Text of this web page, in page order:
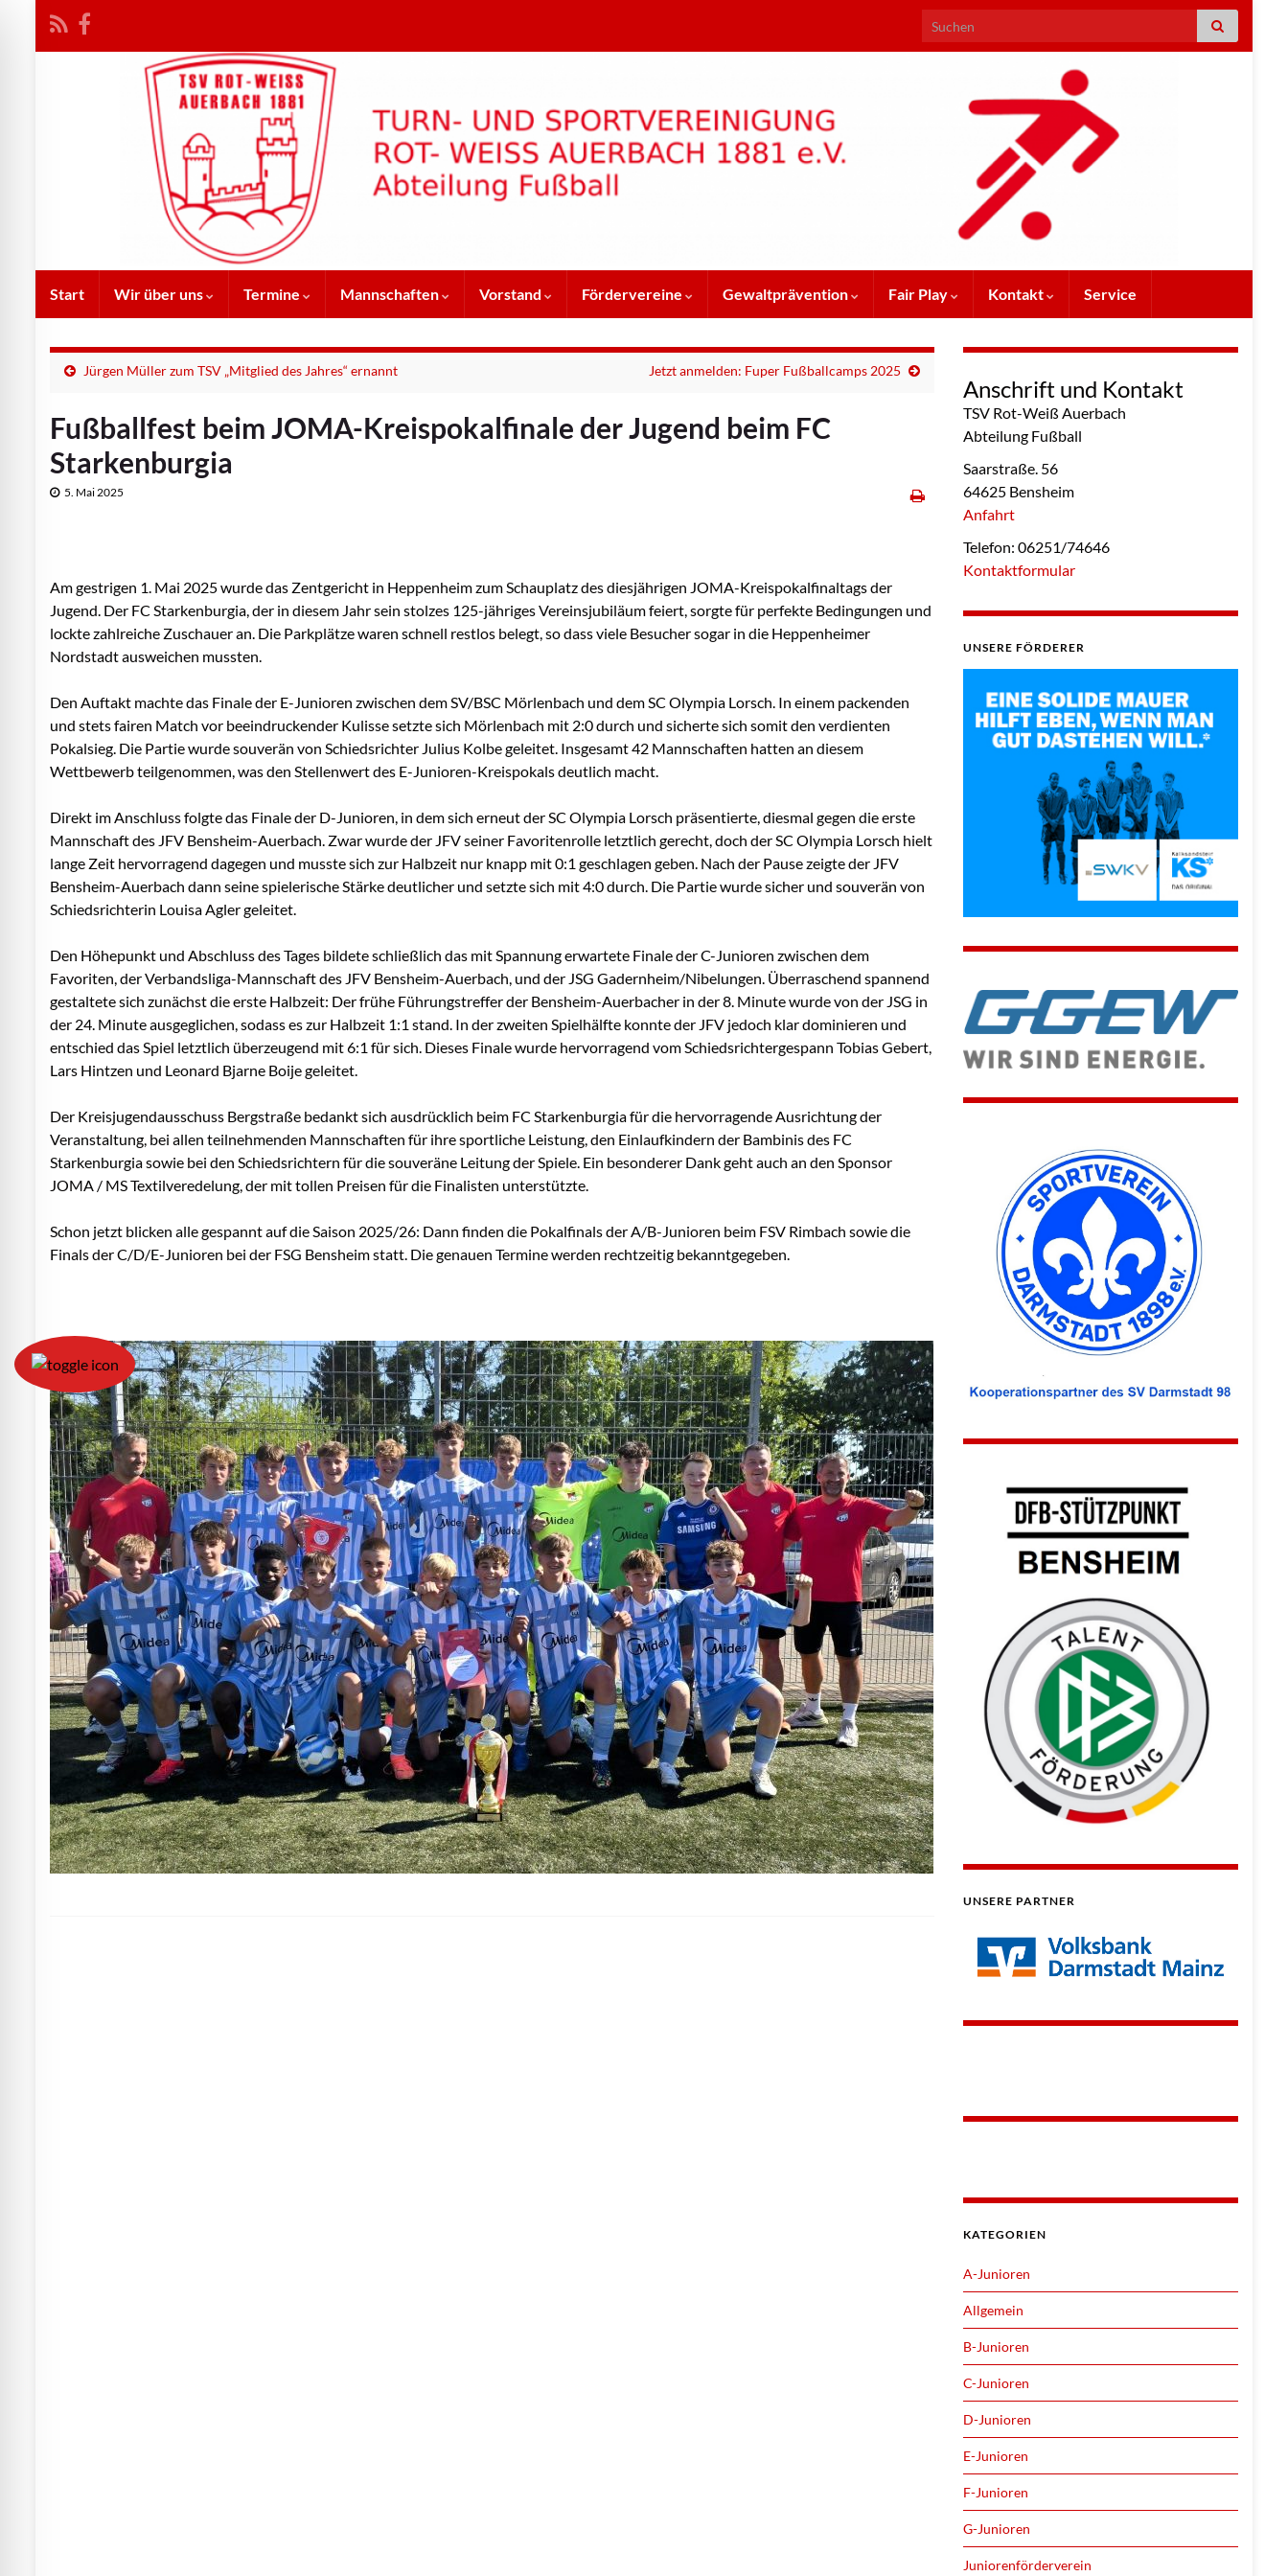
Search for:
Start Wir über uns Termine Mannschaften Vorstand Fördervereine Gewaltprävention Fair Play Kontakt Service
Jürgen Müller zum TSV „Mitglied des Jahres“ ernannt Jetzt anmelden: Fuper Fußballcamps 2025
Fußballfest beim JOMA-Kreispokalfinale der Jugend beim FC
Starkenburgia
5. Mai 2025
Am gestrigen 1. Mai 2025 wurde das Zentgericht in Heppenheim zum Schauplatz des diesjährigen JOMA-Kreispokalfinaltags der
Jugend. Der FC Starkenburgia, der in diesem Jahr sein stolzes 125-jähriges Vereinsjubiläum feiert, sorgte für perfekte Bedingungen und
lockte zahlreiche Zuschauer an. Die Parkplätze waren schnell restlos belegt, so dass viele Besucher sogar in die Heppenheimer
Nordstadt ausweichen mussten.
Den Auftakt machte das Finale der E-Junioren zwischen dem SV/BSC Mörlenbach und dem SC Olympia Lorsch. In einem packenden
und stets fairen Match vor beeindruckender Kulisse setzte sich Mörlenbach mit 2:0 durch und sicherte sich somit den verdienten
Pokalsieg. Die Partie wurde souverän von Schiedsrichter Julius Kolbe geleitet. Insgesamt 42 Mannschaften hatten an diesem
Wettbewerb teilgenommen, was den Stellenwert des E-Junioren-Kreispokals deutlich macht.
Direkt im Anschluss folgte das Finale der D-Junioren, in dem sich erneut der SC Olympia Lorsch präsentierte, diesmal gegen die erste
Mannschaft des JFV Bensheim-Auerbach. Zwar wurde der JFV seiner Favoritenrolle letztlich gerecht, doch der SC Olympia Lorsch hielt
lange Zeit hervorragend dagegen und musste sich zur Halbzeit nur knapp mit 0:1 geschlagen geben. Nach der Pause zeigte der JFV
Bensheim-Auerbach dann seine spielerische Stärke deutlicher und setzte sich mit 4:0 durch. Die Partie wurde sicher und souverän von
Schiedsrichterin Louisa Agler geleitet.
Den Höhepunkt und Abschluss des Tages bildete schließlich das mit Spannung erwartete Finale der C-Junioren zwischen dem
Favoriten, der Verbandsliga-Mannschaft des JFV Bensheim-Auerbach, und der JSG Gadernheim/Nibelungen. Überraschend spannend
gestaltete sich zunächst die erste Halbzeit: Der frühe Führungstreffer der Bensheim-Auerbacher in der 8. Minute wurde von der JSG in
der 24. Minute ausgeglichen, sodass es zur Halbzeit 1:1 stand. In der zweiten Spielhälfte konnte der JFV jedoch klar dominieren und
entschied das Spiel letztlich überzeugend mit 6:1 für sich. Dieses Finale wurde hervorragend vom Schiedsrichtergespann Tobias Gebert,
Lars Hintzen und Leonard Bjarne Boije geleitet.
Der Kreisjugendausschuss Bergstraße bedankt sich ausdrücklich beim FC Starkenburgia für die hervorragende Ausrichtung der
Veranstaltung, bei allen teilnehmenden Mannschaften für ihre sportliche Leistung, den Einlaufkindern der Bambinis des FC
Starkenburgia sowie bei den Schiedsrichtern für die souveräne Leitung der Spiele. Ein besonderer Dank geht auch an den Sponsor
JOMA / MS Textilveredelung, der mit tollen Preisen für die Finalisten unterstützte.
Schon jetzt blicken alle gespannt auf die Saison 2025/26: Dann finden die Pokalfinals der A/B-Junioren beim FSV Rimbach sowie die
Finals der C/D/E-Junioren bei der FSG Bensheim statt. Die genauen Termine werden rechtzeitig bekanntgegeben.
Anschrift und Kontakt
TSV Rot-Weiß Auerbach
Abteilung Fußball
Saarstraße. 56
64625 Bensheim
Anfahrt
Telefon: 06251/74646
Kontaktformular
UNSERE FÖRDERER
UNSERE PARTNER
KATEGORIEN
A-Junioren
Allgemein
B-Junioren
C-Junioren
D-Junioren
E-Junioren
F-Junioren
G-Junioren
Juniorenförderverein